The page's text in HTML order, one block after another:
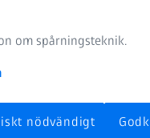
om spårningsteknik.
nödvändigt